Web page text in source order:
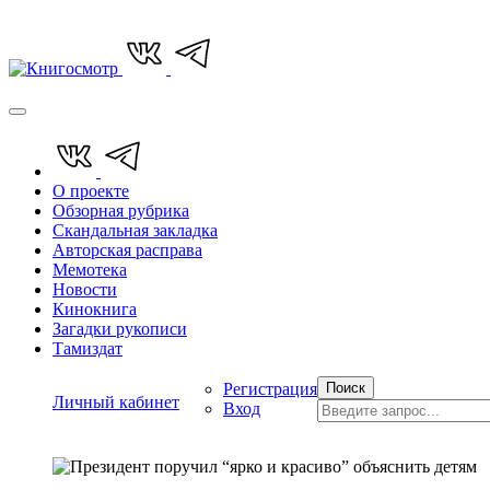
О проекте
Обзорная рубрика
Скандальная закладка
Авторская расправа
Мемотека
Новости
Кинокнига
Загадки рукописи
Тамиздат
Личный кабинет
Регистрация
Вход
Поиск